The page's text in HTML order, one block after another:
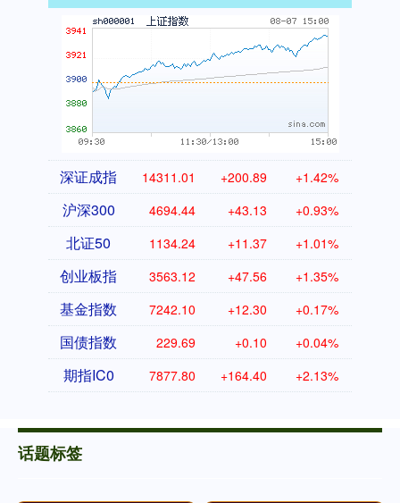
深证成指 14311.01 +200.89 +1.42%
沪深300 4694.44 +43.13 +0.93%
北证50 1134.24 +11.37 +1.01%
创业板指 3563.12 +47.56 +1.35%
基金指数 7242.10 +12.30 +0.17%
国债指数 229.69 +0.10 +0.04%
期指IC0 7877.80 +164.40 +2.13%
话题标签